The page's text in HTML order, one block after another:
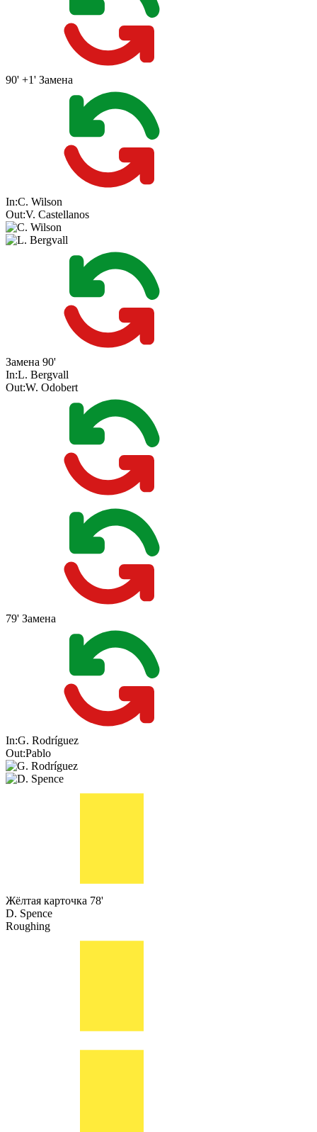
90' +1' Замена
In:C. Wilson
Out:V. Castellanos
Замена 90'
In:L. Bergvall
Out:W. Odobert
79' Замена
In:G. Rodríguez
Out:Pablo
Жёлтая карточка 78'
D. Spence
Roughing